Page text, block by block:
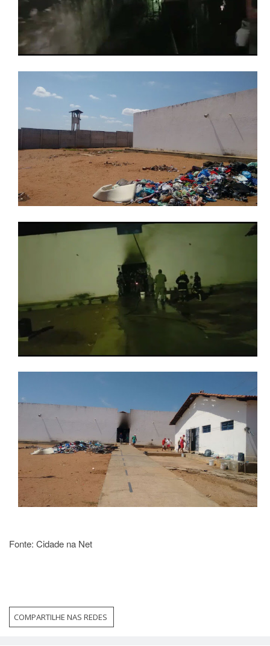
Fonte: Cidade na Net
COMPARTILHE NAS REDES